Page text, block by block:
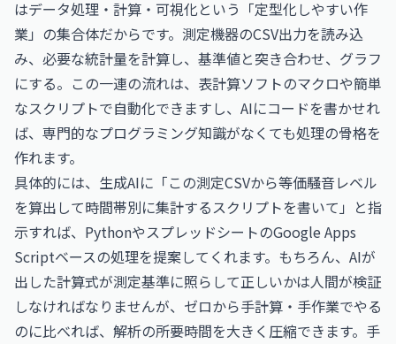
はデータ処理・計算・可視化という「定型化しやすい作
業」の集合体だからです。測定機器のCSV出力を読み込
み、必要な統計量を計算し、基準値と突き合わせ、グラフ
にする。この一連の流れは、表計算ソフトのマクロや簡単
なスクリプトで自動化できますし、AIにコードを書かせれ
ば、専門的なプログラミング知識がなくても処理の骨格を
作れます。
具体的には、生成AIに「この測定CSVから等価騒音レベル
を算出して時間帯別に集計するスクリプトを書いて」と指
示すれば、PythonやスプレッドシートのGoogle Apps
Scriptベースの処理を提案してくれます。もちろん、AIが
出した計算式が測定基準に照らして正しいかは人間が検証
しなければなりませんが、ゼロから手計算・手作業でやる
のに比べれば、解析の所要時間を大きく圧縮できます。手